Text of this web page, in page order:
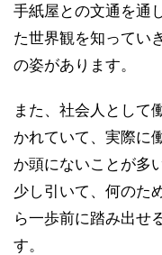
手紙屋との文通を通
た世界観を知ってい
の姿があります。
また、社会人として
かれていて、実際に
か頭にないことが多
少し引いて、何のた
ら一歩前に踏み出せ
す。